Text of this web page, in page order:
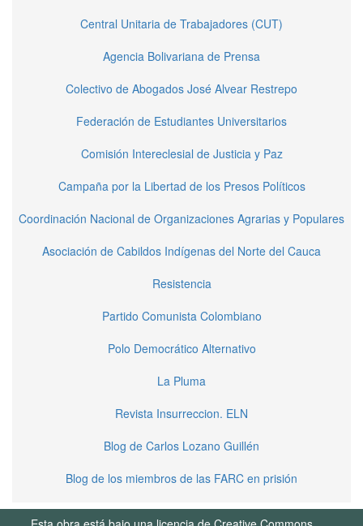
Central Unitaria de Trabajadores (CUT)
Agencia Bolivariana de Prensa
Colectivo de Abogados José Alvear Restrepo
Federación de Estudiantes Universitarios
Comisión Intereclesial de Justicia y Paz
Campaña por la Libertad de los Presos Políticos
Coordinación Nacional de Organizaciones Agrarias y Populares
Asociación de Cabildos Indígenas del Norte del Cauca
Resistencia
Partido Comunista Colombiano
Polo Democrático Alternativo
La Pluma
Revista Insurreccion. ELN
Blog de Carlos Lozano Guillén
Blog de los miembros de las FARC en prisión